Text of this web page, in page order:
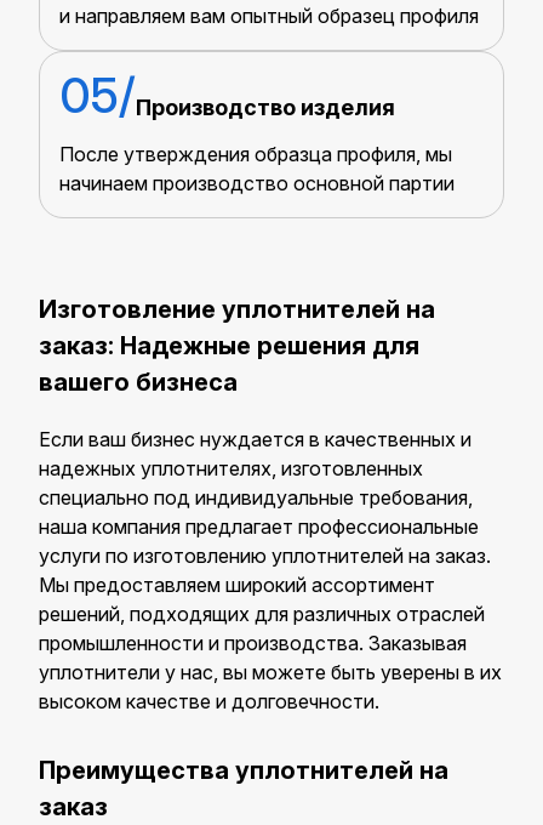
и направляем вам опытный образец профиля
Производство изделия
После утверждения образца профиля, мы
начинаем производство основной партии
Изготовление уплотнителей на
заказ: Надежные решения для
вашего бизнеса
Если ваш бизнес нуждается в качественных и
надежных уплотнителях, изготовленных
специально под индивидуальные требования,
наша компания предлагает профессиональные
услуги по изготовлению уплотнителей на заказ.
Мы предоставляем широкий ассортимент
решений, подходящих для различных отраслей
промышленности и производства. Заказывая
уплотнители у нас, вы можете быть уверены в их
высоком качестве и долговечности.
Преимущества уплотнителей на
заказ